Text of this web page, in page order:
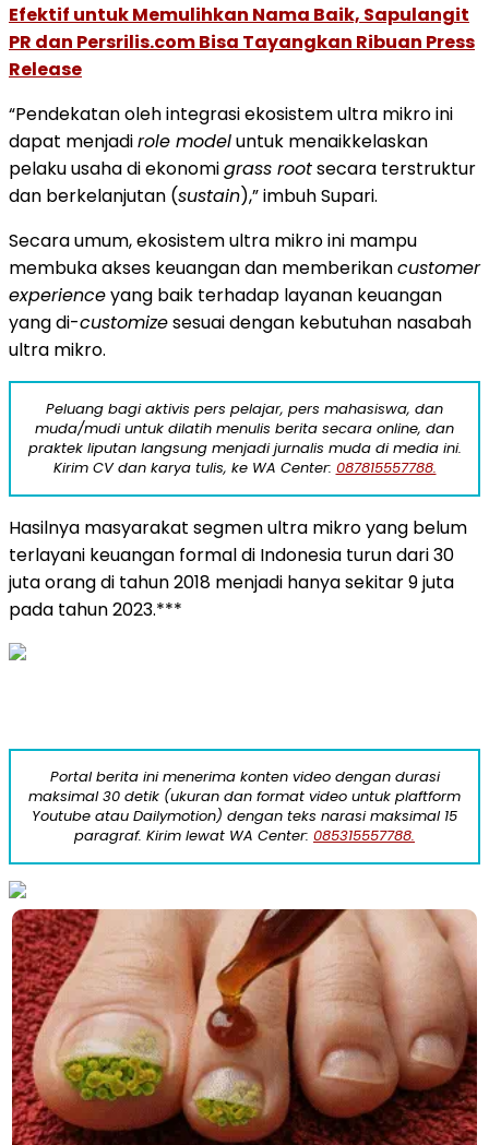
Efektif untuk Memulihkan Nama Baik, Sapulangit
PR dan Persrilis.com Bisa Tayangkan Ribuan Press
Release
“Pendekatan oleh integrasi ekosistem ultra mikro ini
dapat menjadirole modeluntuk menaikkelaskan
pelaku usaha di ekonomigrass rootsecara terstruktur
dan berkelanjutan (sustain),” imbuh Supari.
Secara umum, ekosistem ultra mikro ini mampu
membuka akses keuangan dan memberikancustomer
experienceyang baik terhadap layanan keuangan
yang di-customizesesuai dengan kebutuhan nasabah
ultra mikro.
Peluang bagi aktivis pers pelajar, pers mahasiswa, dan
muda/mudi untuk dilatih menulis berita secara online, dan
praktek liputan langsung menjadi jurnalis muda di media ini.
Kirim CV dan karya tulis, ke WA Center: 087815557788.
Hasilnya masyarakat segmen ultra mikro yang belum
terlayani keuangan formal di Indonesia turun dari 30
juta orang di tahun 2018 menjadi hanya sekitar 9 juta
pada tahun 2023.***
Portal berita ini menerima konten video dengan durasi
maksimal 30 detik (ukuran dan format video untuk plaftform
Youtube atau Dailymotion) dengan teks narasi maksimal 15
paragraf. Kirim lewat WA Center: 085315557788.